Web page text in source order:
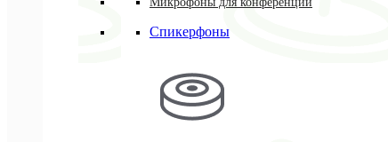
Спикерфоны